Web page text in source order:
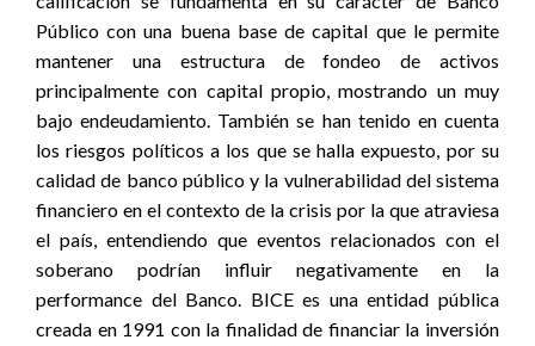
Público con una buena base de capital que le permite
mantener una estructura de fondeo de activos
principalmente con capital propio, mostrando un muy
bajo endeudamiento. También se han tenido en cuenta
los riesgos políticos a los que se halla expuesto, por su
calidad de banco público y la vulnerabilidad del sistema
financiero en el contexto de la crisis por la que atraviesa
el país, entendiendo que eventos relacionados con el
soberano podrían influir negativamente en la
performance del Banco. BICE es una entidad pública
creada en 1991 con la finalidad de financiar la inversión